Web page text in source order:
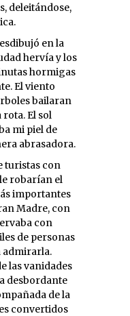
deleitándose,
en la
hervía y los
hormigas
El viento
bailaran
El sol
mi piel de
abrasadora.
turistas con
robarían el
importantes
Madre, con
con
de personas
admirarla.
las vanidades
desbordante
de la
convertidos